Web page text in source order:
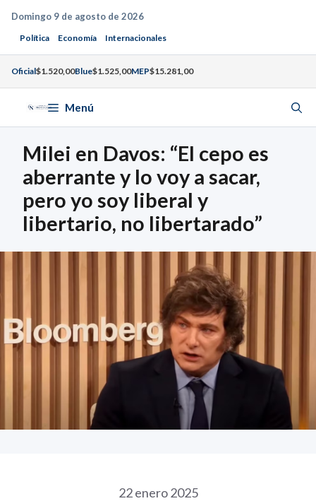
Saltar
contenido
Domingo 9 de agosto de 2026
Política Economía Internacionales
Oficial$1.520,00Blue$1.525,00MEP$15.281,00
Menú
Milei en Davos: “El cepo es
aberrante y lo voy a sacar,
pero yo soy liberal y
libertario, no libertarado”
22 enero 2025